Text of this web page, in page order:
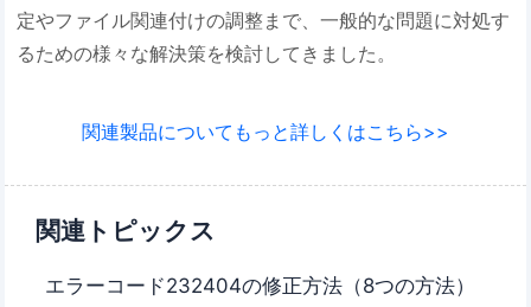
定やファイル関連付けの調整まで、一般的な問題に対処す
るための様々な解決策を検討してきました。
関連製品についてもっと詳しくはこちら>>
関連トピックス
エラーコード232404の修正方法（8つの方法）